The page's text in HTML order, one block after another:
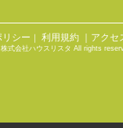
シー ｜ 利用規約 ｜アク
式会社ハウスリスタ All rights